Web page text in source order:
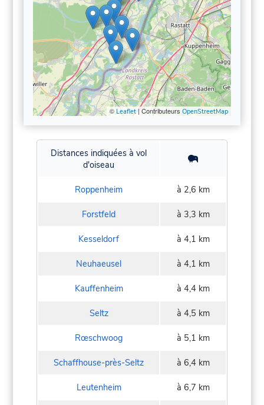
© Leaflet| Contributeurs OpenStreetMap
Distances indiquées à vol
d'oiseau
Roppenheim à 2,6 km
Forstfeld à 3,3 km
Kesseldorf à 4,1 km
Neuhaeusel à 4,1 km
Kauffenheim à 4,4 km
Seltz à 4,5 km
Rœschwoog à 5,1 km
Schaffhouse-près-Seltz à 6,4 km
Leutenheim à 6,7 km